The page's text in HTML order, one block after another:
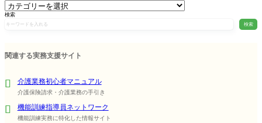
検索
検索
関連する実務支援サイト
介護業務初心者マニュアル
介護保険請求・介護業務の手引き
機能訓練指導員ネットワーク
機能訓練実務に特化した情報サイト